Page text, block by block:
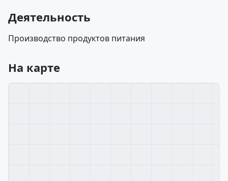
Деятельность
Производство продуктов питания
На карте